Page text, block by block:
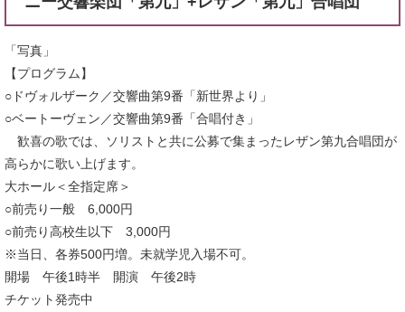
「写真」
【プログラム】
○ドヴォルザーク／交響曲第9番「新世界より」
○ベートーヴェン／交響曲第9番「合唱付き」
歓喜の歌では、ソリストと共に公募で集まったレザン第九合唱団が
高らかに歌い上げます。
大ホール＜全指定席＞
○前売り一般 6,000円
○前売り高校生以下 3,000円
※当日、各券500円増。未就学児入場不可。
開場 午後1時半 開演 午後2時
チケット発売中